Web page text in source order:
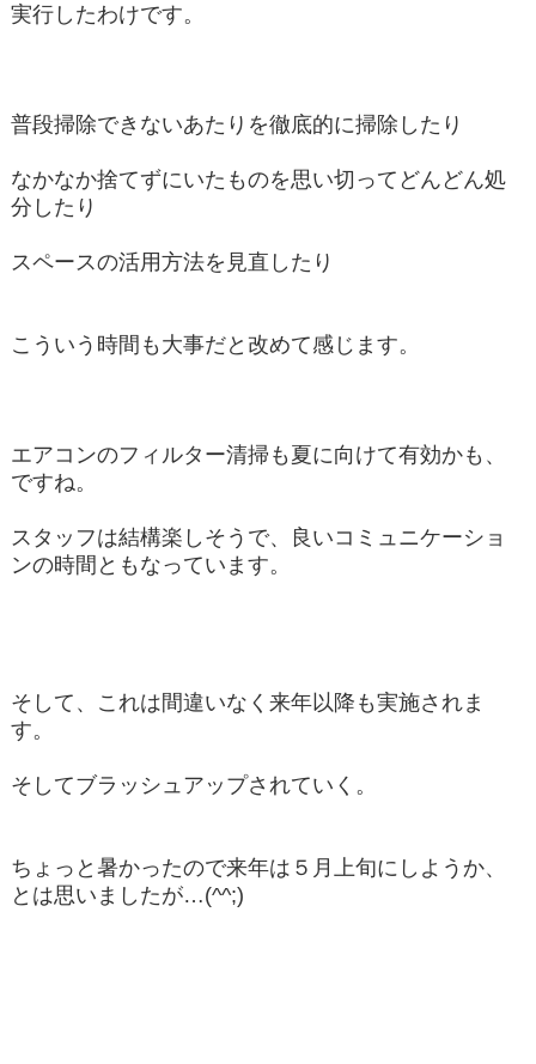
実行したわけです。
普段掃除できないあたりを徹底的に掃除したり
なかなか捨てずにいたものを思い切ってどんどん処
分したり
スペースの活用方法を見直したり
こういう時間も大事だと改めて感じます。
エアコンのフィルター清掃も夏に向けて有効かも、
ですね。
スタッフは結構楽しそうで、良いコミュニケーショ
ンの時間ともなっています。
そして、これは間違いなく来年以降も実施されま
す。
そしてブラッシュアップされていく。
ちょっと暑かったので来年は５月上旬にしようか、
とは思いましたが…(^^;)